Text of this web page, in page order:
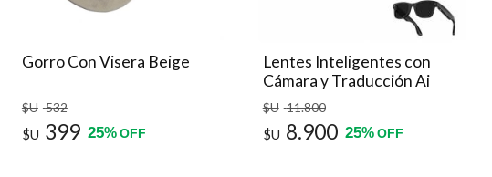
Gorro Con Visera Beige
$U 532
$U 399 25%OFF
Lentes Inteligentes con
Cámara y Traducción Ai
Bluetooth
$U 11.800
$U 8.900 25% OFF